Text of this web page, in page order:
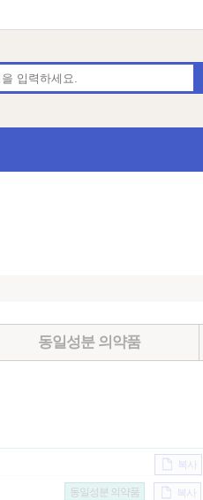
동일성분 의약품
복사
복사
동일성분 의약품